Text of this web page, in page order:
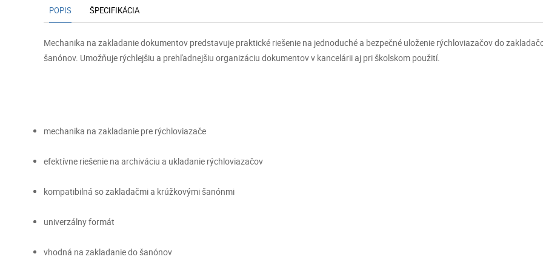
POPIS ŠPECIFIKÁCIA
Mechanika na zakladanie dokumentov predstavuje praktické riešenie na jednoduché a bezpečné uloženie rýchloviazačov do
šanónov. Umožňuje rýchlejšiu a prehľadnejšiu organizáciu dokumentov v kancelárii aj pri školskom použití.
mechanika na zakladanie pre rýchloviazače
efektívne riešenie na archiváciu a ukladanie rýchloviazačov
kompatibilná so zakladačmi a krúžkovými šanónmi
univerzálny formát
vhodná na zakladanie do šanónov